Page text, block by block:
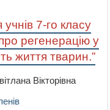
учнів 7-го класу
регенерацію у
життя тварин.”
Вікторівна